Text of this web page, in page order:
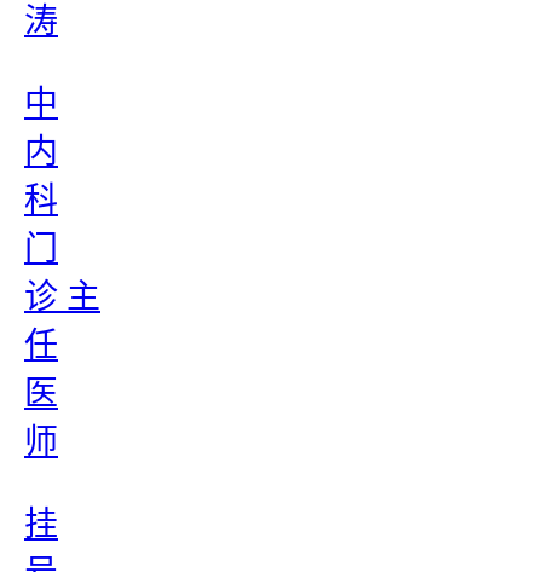
涛
中
内
科
门
诊 主
任
医
师
挂